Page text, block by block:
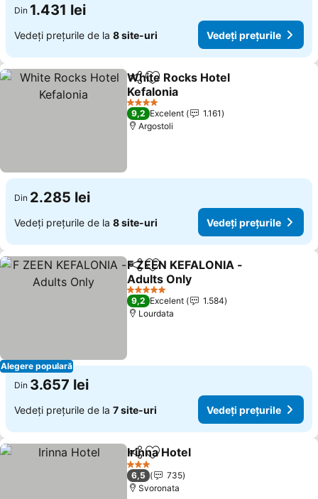
Din 1.431 lei
Vedeți prețurile de la 8 site-uri Vedeți prețurile
DistribuițiAdăugaţi la favorite
White Rocks Hotel
Kefalonia
Vedeți prețurile
4 Stele
9,2 Excelent
1.161
Argostoli
Din 2.285 lei
Vedeți prețurile de la 8 site-uri Vedeți prețurile
Alegere populară
DistribuițiAdăugaţi la favorite
F ZEEN KEFALONIA -
Adults Only
Vedeți prețurile
5 Stele
9,2 Excelent
1.584
Lourdata
Din 3.657 lei
Vedeți prețurile de la 7 site-uri Vedeți prețurile
DistribuițiAdăugaţi la favorite
Irinna Hotel
3 Stele
6,5
735
Svoronata